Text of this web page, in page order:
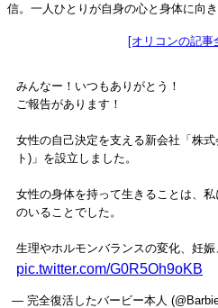
信。一人ひとりが自身の心と身体に向
[オリコンの記事
みんなー！いつもありがとう！
ご報告があります！
女性の自己決定を支える新会社「株
ト)」を設立しました。
女性の身体を持って生きることは、
のいることでした。
生理やホルモンバランスの変化、妊
pic.twitter.com/G0R5Oh9oKB
— 完全復活したバービー本人